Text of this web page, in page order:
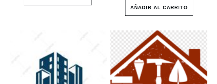
AÑADIR AL CARRITO